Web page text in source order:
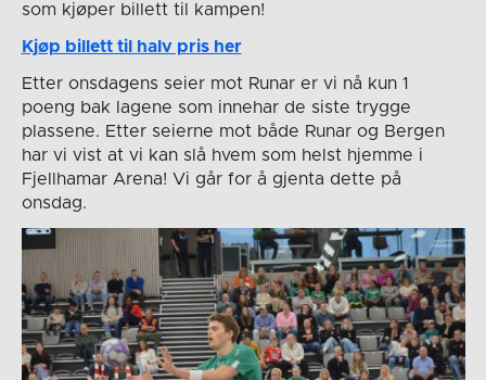
som kjøper billett til kampen!
Kjøp billett til halv pris her
Etter onsdagens seier mot Runar er vi nå kun 1
poeng bak lagene som innehar de siste trygge
plassene. Etter seierne mot både Runar og Bergen
har vi vist at vi kan slå hvem som helst hjemme i
Fjellhamar Arena! Vi går for å gjenta dette på
onsdag.